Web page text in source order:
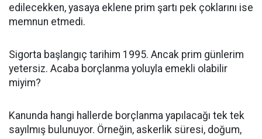
edilecekken, yasaya eklene prim şartı pek çoklarını ise
memnun etmedi.
Sigorta başlangıç tarihim 1995. Ancak prim günlerim
yetersiz. Acaba borçlanma yoluyla emekli olabilir
miyim?
Kanunda hangi hallerde borçlanma yapılacağı tek tek
sayılmış bulunuyor. Örneğin, askerlik süresi, doğum,